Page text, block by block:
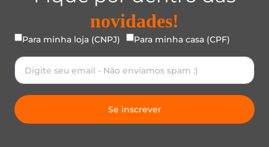
novidades!
Para minha loja (CNPJ) Para minha casa (CPF)
Se inscrever